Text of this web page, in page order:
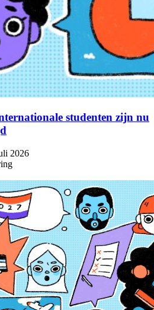
studenten zijn nu
2026